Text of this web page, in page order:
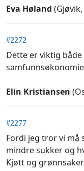
Eva Høland
#2272
Dette er viktig
Elin Kristiansen
#2277
Fordi jeg tror vi må
mindre sukker og
Kjøtt og